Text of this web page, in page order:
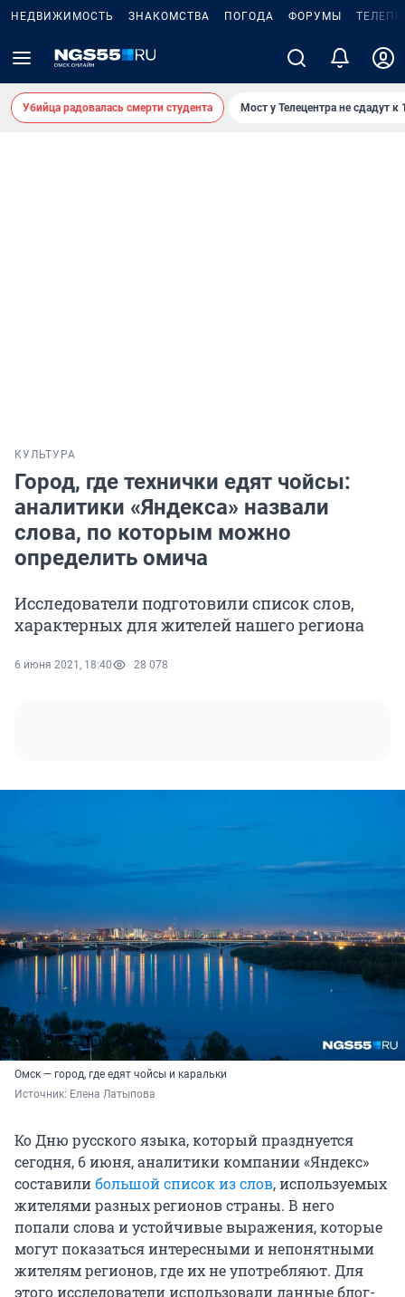
НЕДВИЖИМОСТЬ ЗНАКОМСТВА ПОГОДА ФОРУМЫ
Убийца радовалась смерти студента Мост у Телецентра не сдадут к
КУЛЬТУРА
Город, где технички едят чойсы:
аналитики «Яндекса» назвали
слова, по которым можно
определить омича
Исследователи подготовили список слов,
характерных для жителей нашего региона
6 июня 2021, 18:40 28 078
Омск — город, где едят чойсы и каральки
Источник: Елена Латыпова
Ко Дню русского языка, который празднуется
сегодня, 6 июня, аналитики компании «Яндекс»
составилибольшой список из слов, используемых
жителями разных регионов страны. В него
попали слова и устойчивые выражения, которые
могут показаться интересными и непонятными
жителям регионов, где их не употребляют. Для
этого исследователи использовали данные блог-